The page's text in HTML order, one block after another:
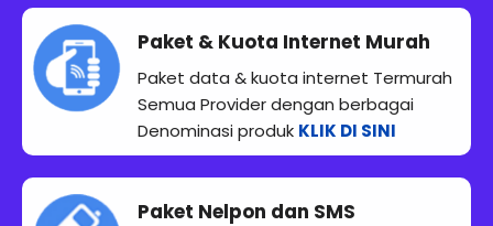
Paket & Kuota Internet Murah
Paket data & kuota internet Termurah
Semua Provider dengan berbagai
Denominasi produk KLIK DI SINI
Paket Nelpon dan SMS